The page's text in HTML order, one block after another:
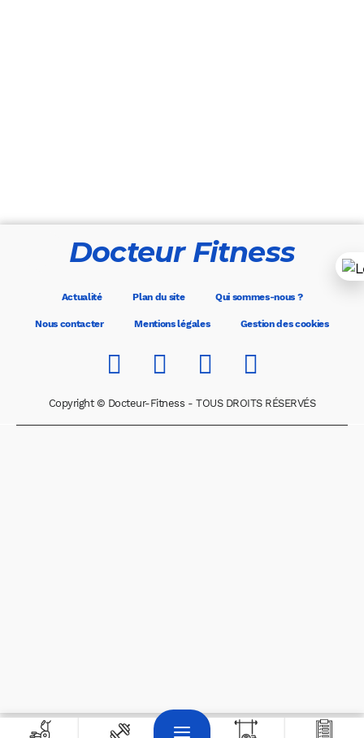
Docteur Fitness
Actualité Plan du site Qui sommes-nous ?
Nous contacter Mentions légales Gestion des cookies
Copyright © Docteur-Fitness - TOUS DROITS RÉSERVÉS